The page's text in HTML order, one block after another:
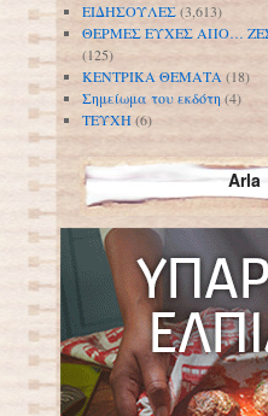
ΕΙΔΗΣΟΥΛΕΣ(3,613)
ΘΕΡΜΕΣ ΕΥΧΕΣ ΑΠΟ…
(125)
ΚΕΝΤΡΙΚΑ ΘΕΜΑΤΑ (18)
Σημείωμα του εκδότη(4)
ΤΕΥΧΗ(6)
Arla